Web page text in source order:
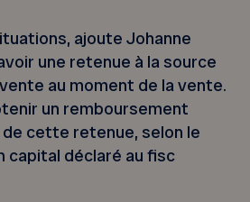
ajoute Johanne
une retenue à la source
au moment de la vente.
un remboursement
cette retenue, selon le
capital déclaré au fisc